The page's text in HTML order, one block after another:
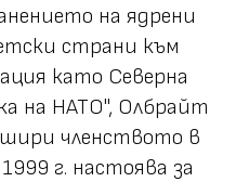
на ядрени
страни към
като Северна
на НАТО", Олбрайт
членството в
г. настоява за